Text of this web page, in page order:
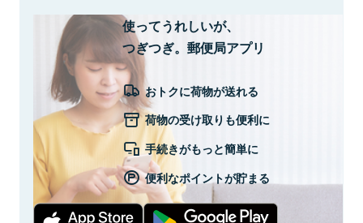
使ってうれしいが、
つぎつぎ。郵便局アプリ
おトクに荷物が送れる
荷物の受け取りも便利に
手続きがもっと簡単に
便利なポイントが貯まる